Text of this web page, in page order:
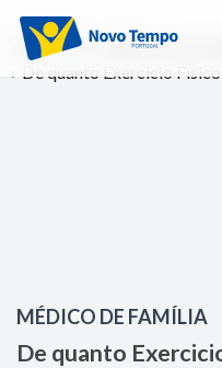
Início TV
Médico de
De quanto Exercicio
MÉDICO DE FAMÍLIA
De quanto